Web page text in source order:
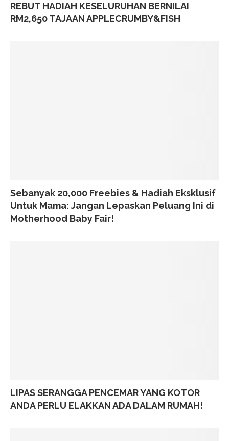
REBUT HADIAH KESELURUHAN BERNILAI
RM2,650 TAJAAN APPLECRUMBY&FISH
Sebanyak 20,000 Freebies & Hadiah Eksklusif
Untuk Mama: Jangan Lepaskan Peluang Ini di
Motherhood Baby Fair!
LIPAS SERANGGA PENCEMAR YANG KOTOR
ANDA PERLU ELAKKAN ADA DALAM RUMAH!